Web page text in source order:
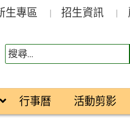
生專區 招生資訊
行事曆 活動剪影